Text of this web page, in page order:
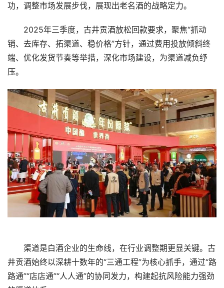
功，调整市场发展步伐，展现出老名酒的战略定力。
2025年三季度，古井贡酒放松回款要求，聚焦“抓动
销、去库存、拓渠道、稳价格”方针，通过费用投放倾斜终
端、优化发货节奏等举措，深化市场建设，为渠道减负纾
压。
渠道是白酒企业的生命线，在行业调整期更显关键。古
井贡酒始终以深耕十数年的“三通工程”为核心抓手，通过“路
路通”“店店通”“人人通”的协同发力，构建起抗风险能力强劲